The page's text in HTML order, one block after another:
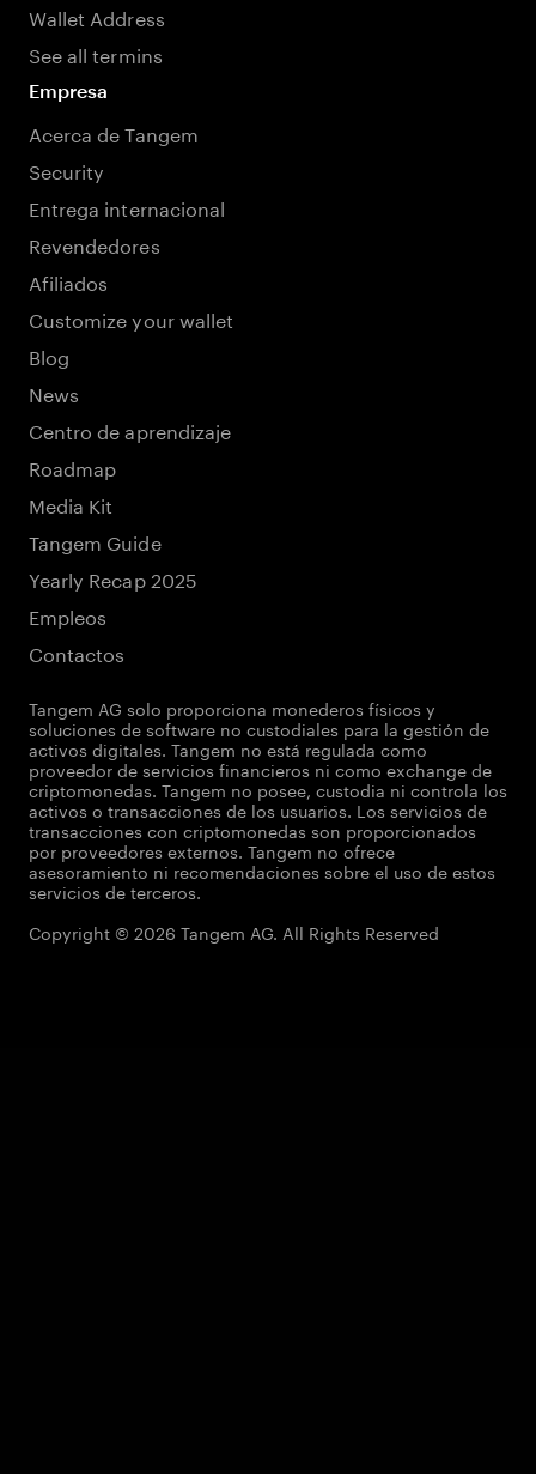
Wallet Address
See all termins
Empresa
Acerca de Tangem
Security
Entrega internacional
Revendedores
Afiliados
Customize your wallet
Blog
News
Centro de aprendizaje
Roadmap
Media Kit
Tangem Guide
Yearly Recap 2025
Empleos
Contactos
Tangem AG solo proporciona monederos físicos y
soluciones de software no custodiales para la gestión de
activos digitales. Tangem no está regulada como
proveedor de servicios financieros ni como exchange de
criptomonedas. Tangem no posee, custodia ni controla los
activos o transacciones de los usuarios. Los servicios de
transacciones con criptomonedas son proporcionados
por proveedores externos. Tangem no ofrece
asesoramiento ni recomendaciones sobre el uso de estos
servicios de terceros.